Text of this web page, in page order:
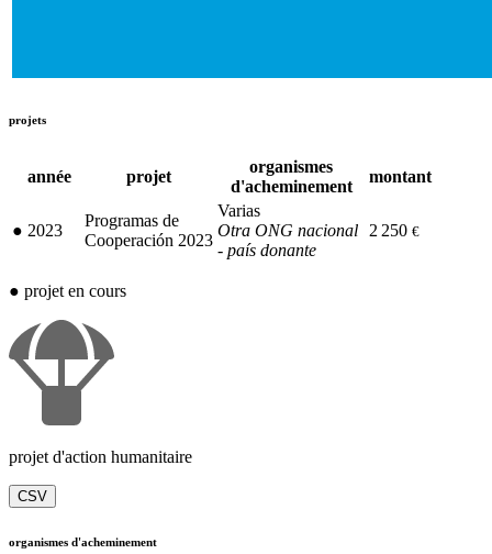
projets
année projet
organismes
d'acheminement
montant
● 2023
Programas de
Cooperación 2023
Varias
Otra ONG nacional
- país donante
2 250 €
● projet en cours
projet d'action humanitaire
CSV
organismes d'acheminement